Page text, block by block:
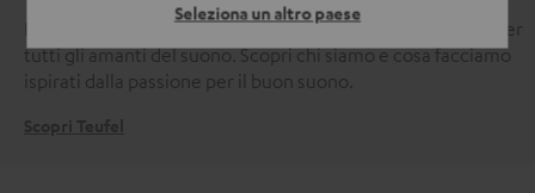
Seleziona un altro paese
Da oltre 45 anni Teufel offre prodotti audio di alta qualità per
tutti gli amanti del suono. Scopri chi siamo e cosa facciamo
ispirati dalla passione per il buon suono.